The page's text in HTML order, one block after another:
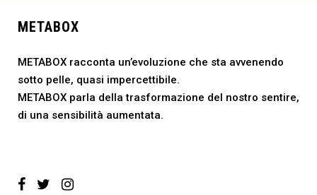
METABOX
METABOX racconta un’evoluzione che sta avvenendo
sotto pelle, quasi impercettibile.
METABOX parla della trasformazione del nostro sentire,
di una sensibilità aumentata.